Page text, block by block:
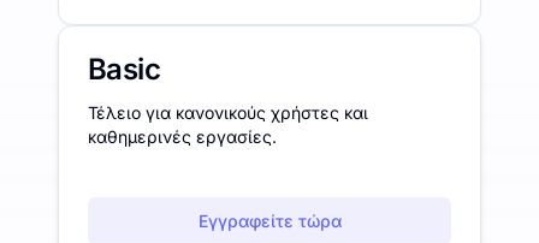
Basic
Τέλειο για κανονικούς χρήστες και
καθημερινές εργασίες.
Εγγραφείτε τώρα